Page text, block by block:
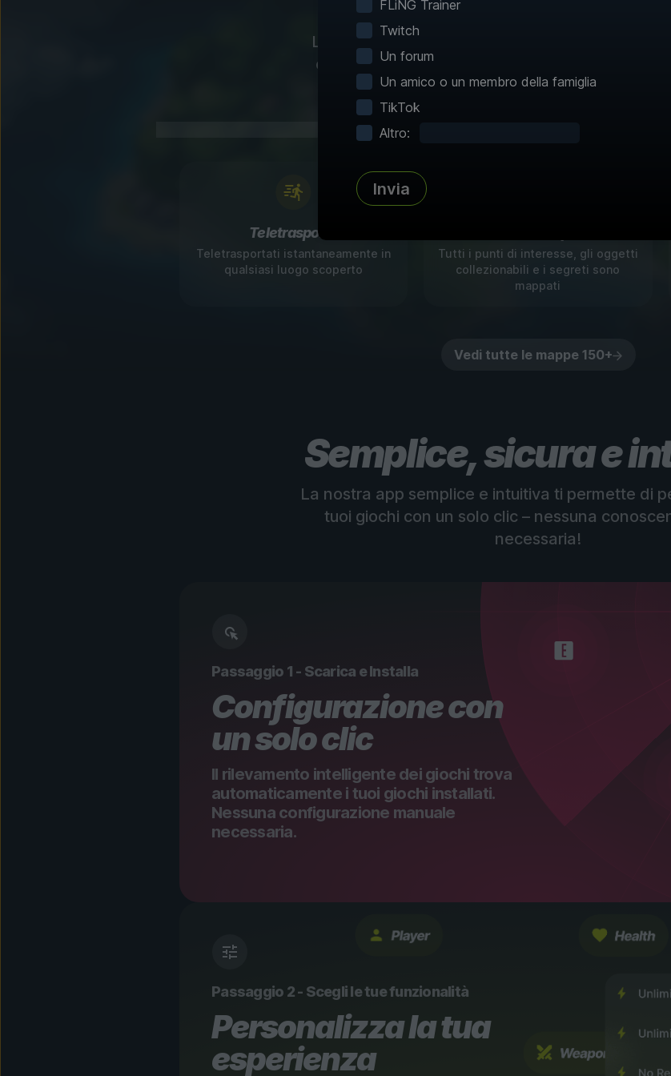
Le nostre mappe interattive rendono
con viaggi rapidi e mappe dettagliate
60+!
Teletrasporto
Teletrasportati istantaneamente in
qualsiasi luogo scoperto
Tutti i punti di interesse, gli oggetti
collezionabili e i segreti sono
mappati
Vedi tutte le mappe 150+
Semplice, sicura e
La nostra app semplice e intuitiva ti permette di
tuoi giochi con un solo clic – nessuna
necessaria!
Passaggio 1 - Scarica e Installa
Configurazione con
un solo clic
Il rilevamento intelligente dei giochi trova
automaticamente i tuoi giochi installati.
Nessuna configurazione manuale
necessaria.
Passaggio 2 - Scegli le tue funzionalità
Personalizza la tua
esperienza
FLiNG Trainer
Twitch
Un forum
Un amico o un membro della famiglia
TikTok
Altro:
Invia